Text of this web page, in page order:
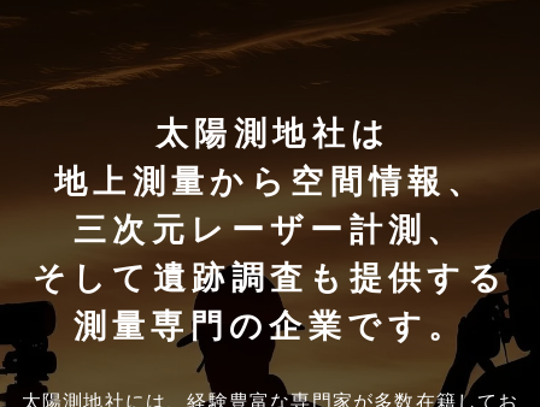
太陽測地社は
地上測量から空間情報、
三次元レーザー計測、
そして遺跡調査も提供する
測量専門の企業です。
太陽測地社には、経験豊富な専門家が多数在籍してお